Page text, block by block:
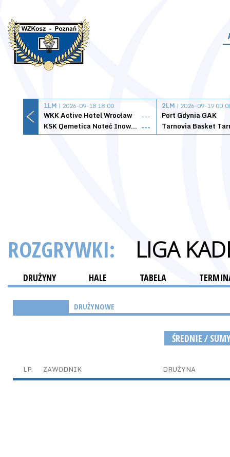
1LM | 2026-09-18 18:00
WKK Active Hotel Wrocław
---
KSK Qemetica Noteć Inowrocław ---
2LM | 2026-09-19
Port Gdynia GAK
ROZGRYWKI: LIGA
DRUŻYNY HALE TABELA
DRUŻYNOWE
ŚREDNIE /
LP. ZAWODNIK DRUŻYNA